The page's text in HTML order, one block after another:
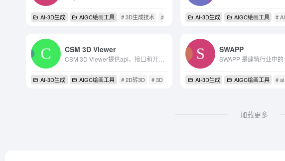
AI-3D生成 AIGC绘画工具 # 3D生成技术 # AI-3D生成 # AI游戏应用
AI-3D生成 AIGC绘画工具 #
CSM 3D Viewer
AI-3D生成 AIGC绘画工具 # 2D转3D # 3D生成技术 # AI-3D生成
SWAPP
AI-3D生成 AIGC绘画工具 # ai
加载更多